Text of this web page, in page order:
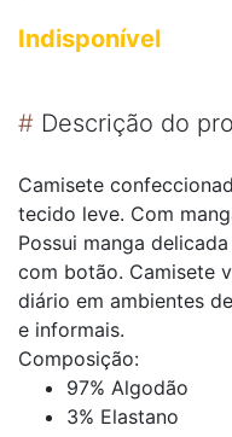
Indisponível
# Descrição do
Camisete
tecido leve. Com
Possui manga
com botão. Camisete
diário em ambientes
e informais.
Composição:
97% Algodão
3% Elastano